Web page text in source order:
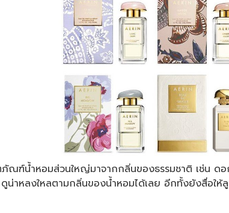
ณฑ์น้ำหอมส่วนใหญ่มาจากกลิ่นของธรรมชาติ เช่น ด
ดูน่าหลงใหลตามกลิ่นของน้ำหอมได้เลย อีกทั้งยังสื่อใ